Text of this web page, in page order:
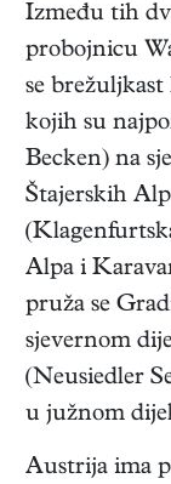
Između tih
probojnicu
se
kojih su
Becken) na
Štajerskih
Alpa i
pruža se
sjevernom
(Neusiedler
u južnom
Austrija ima